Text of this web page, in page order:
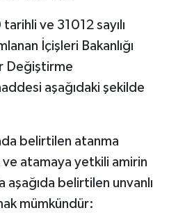
ve 31012 sayılı
İçişleri Bakanlığı
Değiştirme
aşağıdaki şekilde
belirtilen atanma
ve atamaya yetkili amirin
aşağıda belirtilen unvanlı
mümkündür: